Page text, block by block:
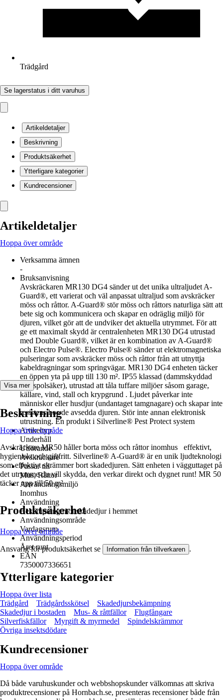
Trädgård
Se lagerstatus i ditt varuhus
Artikeldetaljer
Beskrivning
Produktsäkerhet
Ytterligare kategorier
Kundrecensioner
Artikeldetaljer
Hoppa över område
Verksamma ämnen
-
Bruksanvisning
Avskräckaren MR130 DG4 sänder ut det unika ultraljudet A-
Guard®, ett varierat och väl anpassat ultraljud som avskräcker
möss och råttor. A-Guard® stör möss och råttors naturliga sätt att
bete sig och kommunicera och skapar en odräglig miljö för
djuren, vilket gör att de undviker det aktuella utrymmet. För att
ge ett maximalt skydd är centralenheten MR130 DG4 utrustad
med Double Guard®, vilket är en kombination av A-Guard®
och Electro Pulse®. Electro Pulse® sänder ut elektromagnetiska
pulseringar som avskräcker möss och råttor från att utnyttja
kabeldragningar som springvägar. MR130 DG4 enheten täcker
en öppen yta på upp till 130 m². IP55 klassad (dammskyddad
och spolsäker), utrustad att tåla tuffare miljöer såsom garage,
källare, vind, stall och krypgrund . Ljudet påverkar inte
människor eller husdjur (undantaget tamgnagare) och skapar inte
resistens hos de avsedda djuren. Stör inte annan elektronisk
utrustning. En produkt i Silverline® Pest Protect system
Artikeltyp
Underhåll
Utförande
Avskräckare
Passar till
Mus, Råttor
Användningsmiljö
Inomhus
Användning
Bekämpning mot skadedjur i hemmet
Användningsområde
Vardagsrum
Användningsperiod
Året runt
EAN
7350007336651
Visa mer
Beskrivning
Hoppa över område
Avskräckare MR50 håller borta möss och råttor inomhus effektivt,
hygieniskt och giftfritt. Silverline® A-Guard® är en unik ljudteknologi
som effektivt skrämmer bort skadedjuren. Sätt enheten i vägguttaget på
det utrymme du vill skydda, den verkar direkt och dygnet runt! MR 50
täcker upp till 50 m²
Produktsäkerhet
Hoppa över område
Ansvarig för produktsäkerhet se Information från tillverkaren .
Ytterligare kategorier
Hoppa över lista
Trädgård
Trädgårdsskötsel
Skadedjursbekämpning
Skadedjur i bostaden
Mus- & råttfällor
Flugfångare
Silverfiskfällor
Myrgift & myrmedel
Spindelskrämmor
Övriga insektsdödare
Kundrecensioner
Hoppa över område
Då både varuhuskunder och webbshopskunder välkomnas att skriva
produktrecensioner på Hornbach.se, presenteras recensioner både från